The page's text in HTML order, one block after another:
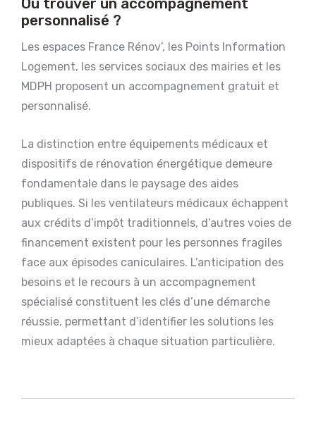
Où trouver un accompagnement
personnalisé ?
Les espaces France Rénov’, les Points Information
Logement, les services sociaux des mairies et les
MDPH proposent un accompagnement gratuit et
personnalisé.
La distinction entre équipements médicaux et
dispositifs de rénovation énergétique demeure
fondamentale dans le paysage des aides
publiques. Si les ventilateurs médicaux échappent
aux crédits d’impôt traditionnels, d’autres voies de
financement existent pour les personnes fragiles
face aux épisodes caniculaires. L’anticipation des
besoins et le recours à un accompagnement
spécialisé constituent les clés d’une démarche
réussie, permettant d’identifier les solutions les
mieux adaptées à chaque situation particulière.